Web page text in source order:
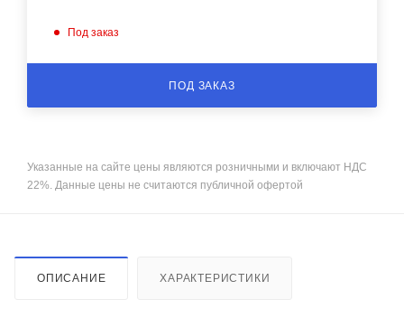
Под заказ
ПОД ЗАКАЗ
Указанные на сайте цены являются розничными и включают НДС
22%. Данные цены не считаются публичной офертой
ОПИСАНИЕ ХАРАКТЕРИСТИКИ